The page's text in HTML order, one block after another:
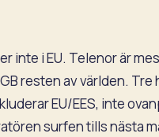
i EU. Telenor är
resten av världen. Tre
EU/EES, inte
surfen tills nästa